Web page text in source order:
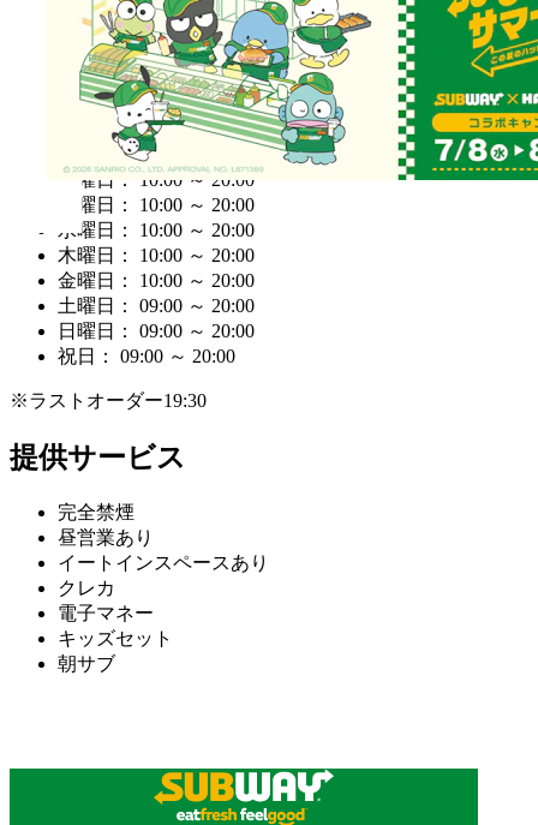
095-894-4646
営業時間
月曜日： 10:00 ～ 20:00
火曜日： 10:00 ～ 20:00
水曜日： 10:00 ～ 20:00
木曜日： 10:00 ～ 20:00
金曜日： 10:00 ～ 20:00
土曜日： 09:00 ～ 20:00
日曜日： 09:00 ～ 20:00
祝日： 09:00 ～ 20:00
※ラストオーダー19:30
提供サービス
完全禁煙
昼営業あり
イートインスペースあり
クレカ
電子マネー
キッズセット
朝サブ